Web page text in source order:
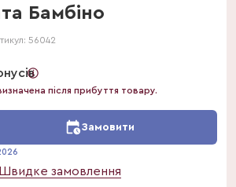
Бамбіно
56042
після прибуття товару.
Замовити
Швидке замовлення